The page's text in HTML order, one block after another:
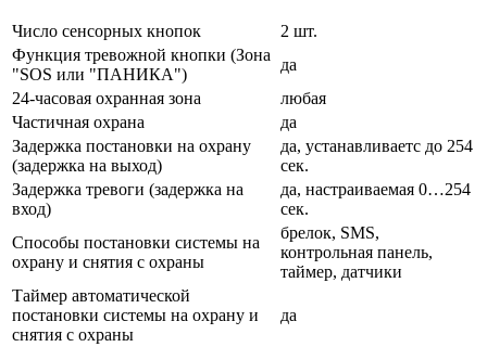
Число сенсорных кнопок
2 шт.
Функция тревожной кнопки (Зона
"SOS или "ПАНИКА")
да
24-часовая охранная зона
любая
Частичная охрана
да
Задержка постановки на охрану
(задержка на выход)
да, устанавливаетс до 254
сек.
Задержка тревоги (задержка на
вход)
да, настраиваемая 0…254
сек.
Способы постановки системы на
охрану и снятия с охраны
брелок, SMS,
контрольная панель,
таймер, датчики
Таймер автоматической
постановки системы на охрану и
снятия с охраны
да